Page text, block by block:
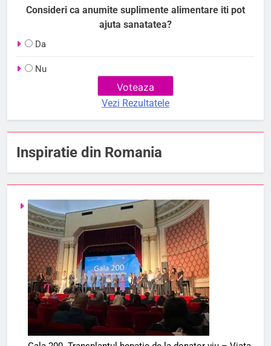
Consideri ca anumite suplimente alimentare iti pot
ajuta sanatatea?
Da
Nu
Vezi Rezultatele
Inspiratie din Romania